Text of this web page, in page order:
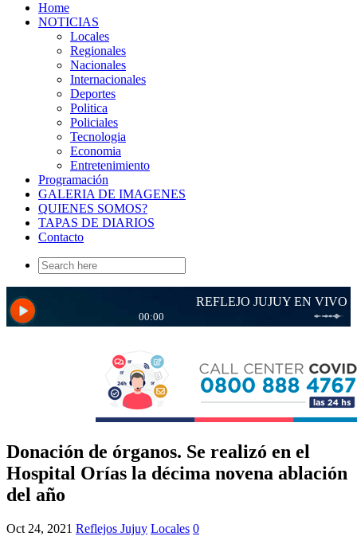
Home
NOTICIAS
Locales
Regionales
Nacionales
Internacionales
Deportes
Politica
Policiales
Tecnologia
Economia
Entretenimiento
Programación
GALERIA DE IMAGENES
QUIENES SOMOS?
TAPAS DE DIARIOS
Contacto
Search
for:
Donación de órganos. Se realizó en el
Hospital Orías la décima novena ablación
del año
Oct 24, 2021 Reflejos Jujuy Locales 0